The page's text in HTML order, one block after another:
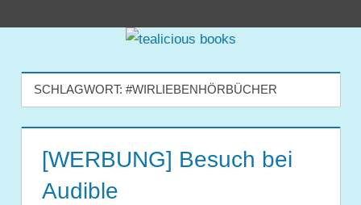
tealicious
books
SCHLAGWORT: #WIRLIEBENHÖRBÜCHER
[WERBUNG] Besuch bei
Audible